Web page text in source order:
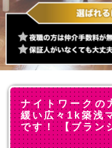
ナイトワークの
緩い広々1k築浅
です！ 【ブラン